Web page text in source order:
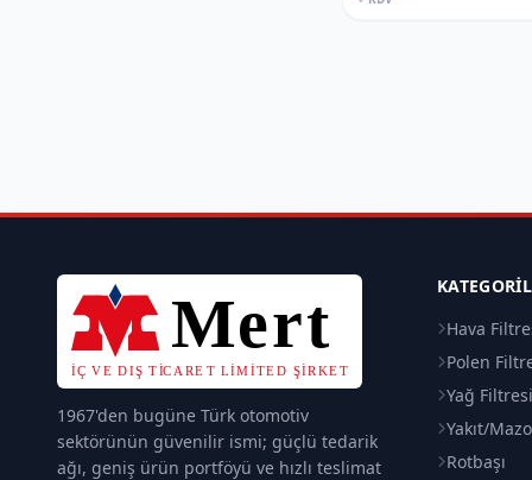
1967'den bugüne Türk otomotiv
sektörünün güvenilir ismi; güçlü tedarik
ağı, geniş ürün portföyü ve hızlı teslimat
Hava
Polen
Yağ Filtresi
Yakıt/
Rotbaşı